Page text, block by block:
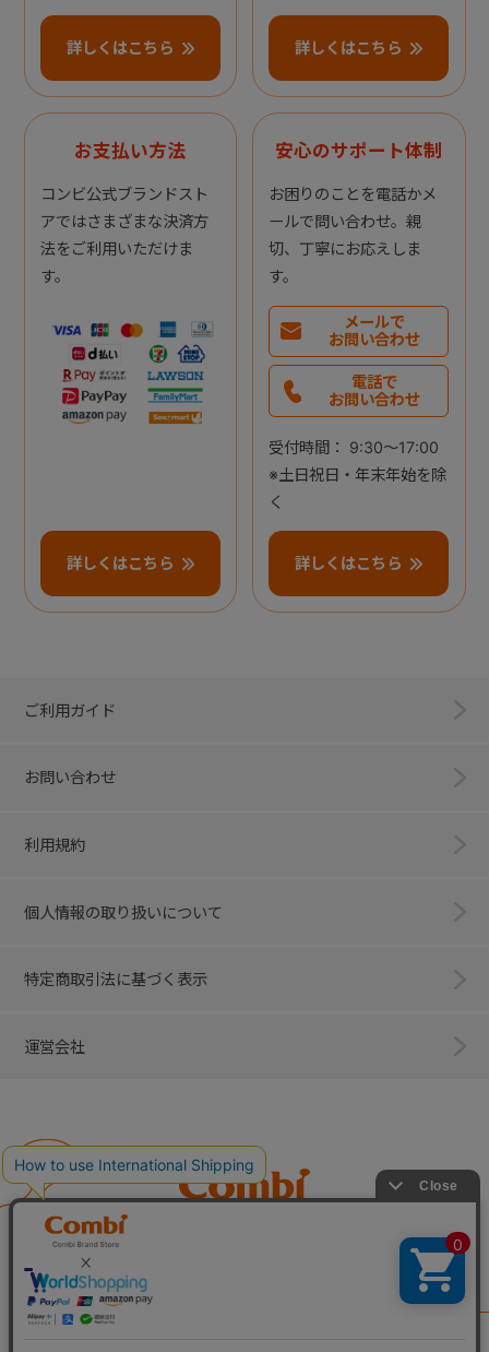
詳しくはこちら 詳しくはこちら
お支払い方法
コンビ公式ブランドスト
アではさまざまな決済方
法をご利用いただけま
す。
詳しくはこちら
安心のサポート体制
お困りのことを電話かメ
ールで問い合わせ。親
切、丁寧にお応えしま
す。
メールで
お問い合わせ
電話で
お問い合わせ
受付時間： 9:30～17:00
※土日祝日・年末年始を除
く
詳しくはこちら
ご利用ガイド
お問い合わせ
利用規約
個人情報の取り扱いについて
特定商取引法に基づく表示
運営会社